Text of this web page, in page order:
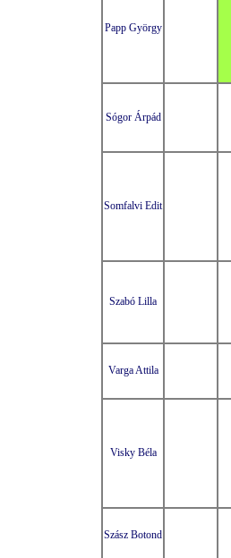
Papp György
Sógor Árpád
Somfalvi Edit
Szabó Lilla
Varga Attila
Visky Béla
Szász Botond